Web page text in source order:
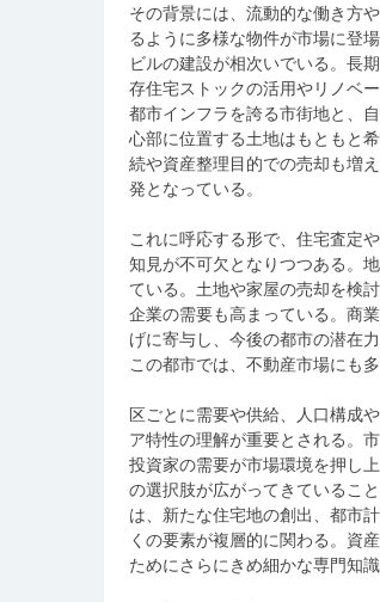
その背景には、流動的な働き方
るように多様な物件が市場に登
ビルの建設が相次いでいる。長
存住宅ストックの活用やリノベ
都市インフラを誇る市街地と、
心部に位置する土地はもともと
続や資産整理目的での売却も増
発となっている。
これに呼応する形で、住宅査定
知見が不可欠となりつつある。
ている。土地や家屋の売却を検
企業の需要も高まっている。商
げに寄与し、今後の都市の潜在
この都市では、不動産市場にも
区ごとに需要や供給、人口構成
ア特性の理解が重要とされる。
投資家の需要が市場環境を押し
の選択肢が広がってきているこ
は、新たな住宅地の創出、都市
くの要素が複層的に関わる。資
ためにさらにきめ細かな専門知